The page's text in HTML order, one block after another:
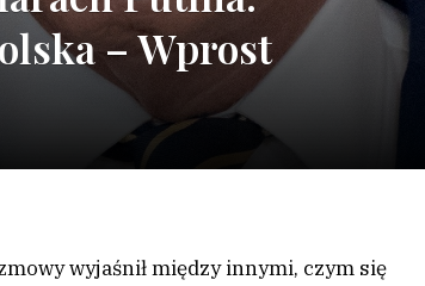
– Wprost
wyjaśnił między innymi, czym się